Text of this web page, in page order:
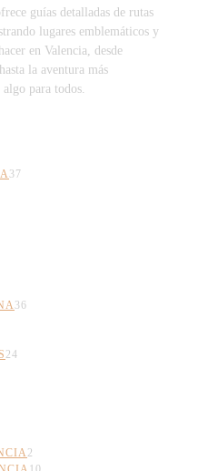
guías detalladas de rutas
lugares emblemáticos y
en Valencia, desde
la aventura más
para todos.
37
36
24
2